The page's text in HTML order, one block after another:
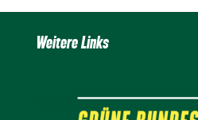
Weitere Links